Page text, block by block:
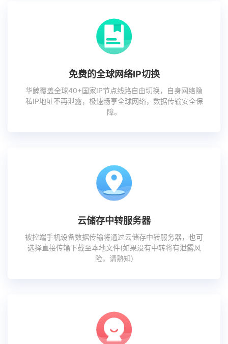
免费的全球网络IP切换
华鲸覆盖全球40+国家IP节点线路自由切换，自身网络隐
私IP地址不再泄露，极速畅享全球网络，数据传输安全保
障。
云储存中转服务器
被控端手机设备数据传输将通过云储存中转服务器，也可
选择直接传输下载至本地文件(如果没有中转将有泄露风
险，请熟知)